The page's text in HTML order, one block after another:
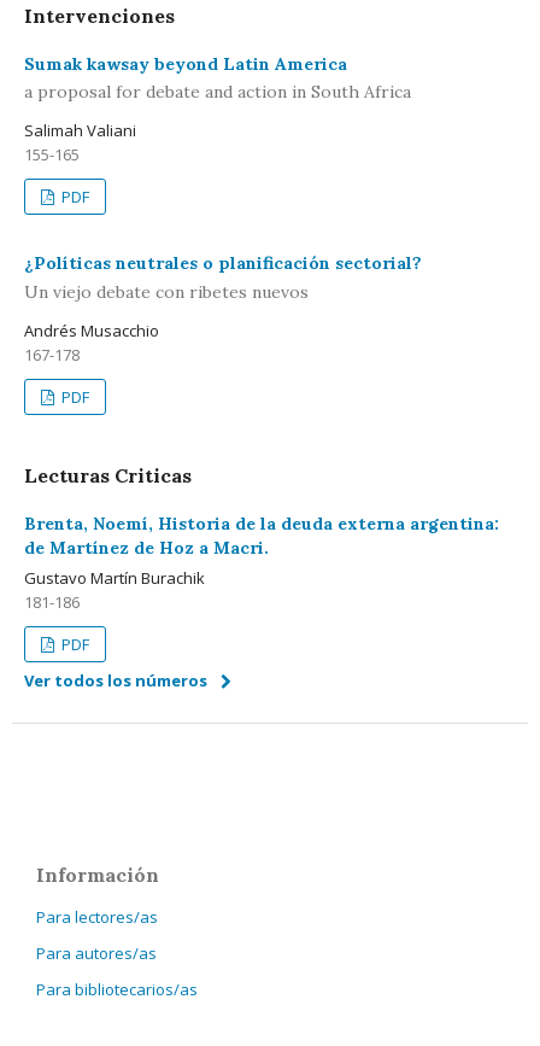
Intervenciones
Sumak kawsay beyond Latin America
a proposal for debate and action in South Africa
Salimah Valiani
155-165
PDF
¿Políticas neutrales o planificación sectorial?
Un viejo debate con ribetes nuevos
Andrés Musacchio
167-178
PDF
Lecturas Criticas
Brenta, Noemí, Historia de la deuda externa argentina:
de Martínez de Hoz a Macri.
Gustavo Martín Burachik
181-186
PDF
Ver todos los números
Información
Para lectores/as
Para autores/as
Para bibliotecarios/as